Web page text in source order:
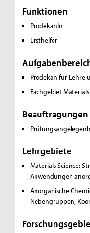
Funktionen
ProdekanIn
Ersthelfer
Prodekan für Lehre
Fachgebiet
Beauftragungen
Lehrgebiete
Materials Science:
Anwendungen
Anorganische
Nebengruppen,